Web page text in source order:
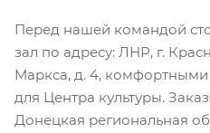
Перед нашей командой
зал по адресу: ЛНР, г.
Маркса, д. 4,
для Центра культуры.
Донецкая региональная